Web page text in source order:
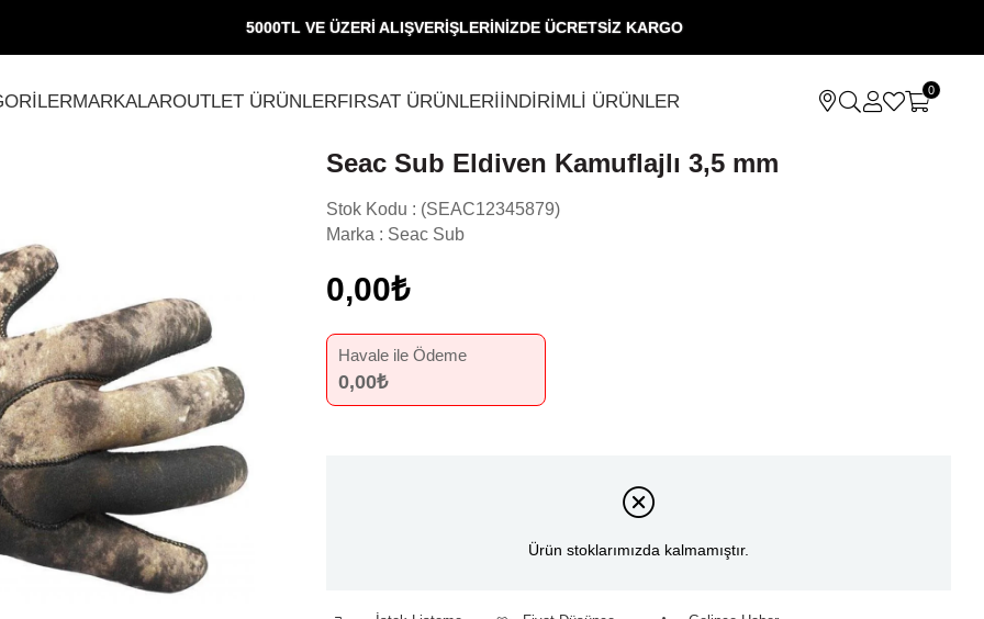
5000TL VE ÜZERİ ALIŞVERİŞLERİNİZDE ÜCRETSİZ KARGO
MARKALAROUTLET ÜRÜNLERFIRSAT ÜRÜNLERİİNDİRİMLİ ÜRÜNLER
0
Seac Sub Eldiven Kamuflajlı 3,5 mm
Stok Kodu
(SEAC12345879)
Marka : Seac Sub
0,00₺
Havale ile Ödeme
0,00₺
Ürün stoklarımızda kalmamıştır.